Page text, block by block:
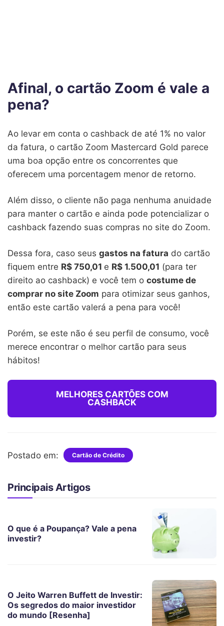
Afinal, o cartão Zoom é vale a
pena?
Ao levar em conta o cashback de até 1% no valor
da fatura, o cartão Zoom Mastercard Gold parece
uma boa opção entre os concorrentes que
oferecem uma porcentagem menor de retorno.
Além disso, o cliente não paga nenhuma anuidade
para manter o cartão e ainda pode potencializar o
cashback fazendo suas compras no site do Zoom.
Dessa fora, caso seus gastos na fatura do cartão
fiquem entre R$ 750,01 e R$ 1.500,01 (para ter
direito ao cashback) e você tem o costume de
comprar no site Zoom para otimizar seus ganhos,
então este cartão valerá a pena para você!
Porém, se este não é seu perfil de consumo, você
merece encontrar o melhor cartão para seus
hábitos!
MELHORES CARTÕES COM
CASHBACK
Postado em: Cartão de Crédito
Principais Artigos
O que é a Poupança? Vale a pena
investir?
O Jeito Warren Buffett de Investir:
Os segredos do maior investidor
do mundo [Resenha]